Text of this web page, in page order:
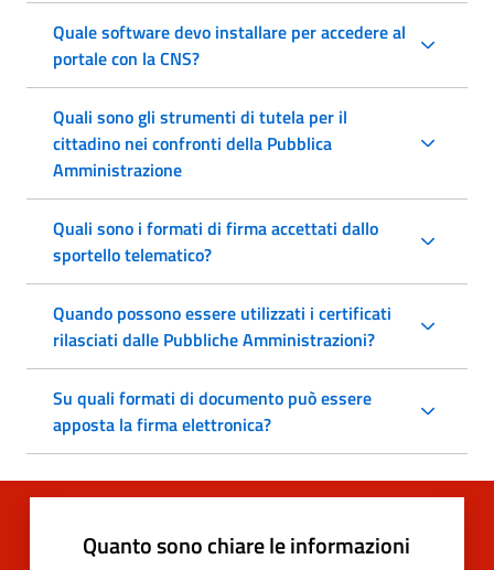
Quale software devo installare per accedere al
portale con la CNS?
Quali sono gli strumenti di tutela per il
cittadino nei confronti della Pubblica
Amministrazione
Quali sono i formati di firma accettati dallo
sportello telematico?
Quando possono essere utilizzati i certificati
rilasciati dalle Pubbliche Amministrazioni?
Su quali formati di documento può essere
apposta la firma elettronica?
Quanto sono chiare le informazioni